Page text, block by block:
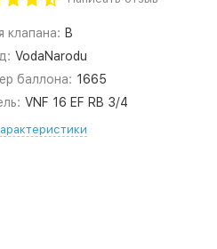
клапана: B
VodaNarodu
баллона: 1665
VNF 16 EF RB 3/4